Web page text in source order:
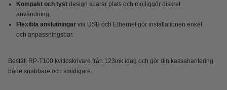
Kompakt och tyst design sparar plats och möjliggör diskret
användning.
Flexibla anslutningar via USB och Ethernet gör installationen enkel
och anpassningsbar.
Beställ RP-T100 kvittoskrivare från 123ink idag och gör din kassahantering
både snabbare och smidigare.